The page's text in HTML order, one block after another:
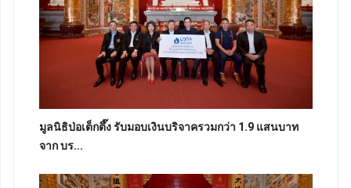
มูลนิธิป่อเต็กตึ๊ง รับมอบเงินบริจาครวมกว่า 1.9 แสนบาท
จาก บร...